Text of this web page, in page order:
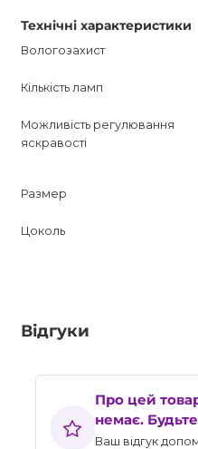
Технічні характеристики
Вологозахист
Кількість ламп
Можливість регулювання
яскравості
Размер
Цоколь
Відгуки
Про цей
немає.
Ваш відгук